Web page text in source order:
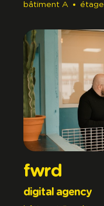
bâtiment A étage
fwrd
digital agency